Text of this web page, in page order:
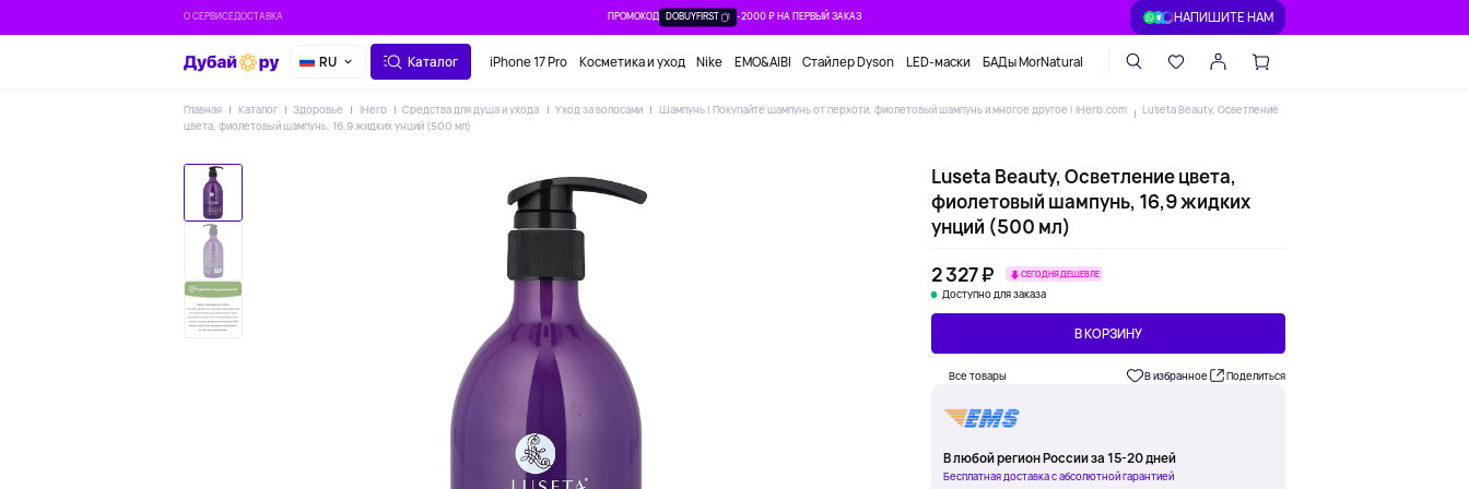
О СЕРВИСЕДОСТАВКА ПРОМОКОД DOBUYFIRST -2000 ₽ НА ПЕРВЫЙ ЗАКАЗ НАПИШИТЕ НАМ
RU Каталог iPhone 17 Pro Косметика и уход Nike EMO&AIBI Стайлер Dyson LED-маски БАДы MorNatural
Главная Каталог Здоровье IHerb Средства для душа и ухода Уход за волосами Шампунь | Покупайте шампунь от перхоти, фиолетовый шампунь и многое другое | iHerb.com
Luseta Beauty, Осветление
цвета, фиолетовый шампунь, 16,9 жидких унций (500 мл)
Luseta Beauty, Осветление цвета,
фиолетовый шампунь, 16,9 жидких
унций (500 мл)
2 327 ₽
СЕГОДНЯ ДЕШЕВЛЕ
Доступно для заказа
В КОРЗИНУ
Все товары В избранное Поделиться
В любой регион России за 15-20 дней
Бесплатная доставка с абсолютной гарантией